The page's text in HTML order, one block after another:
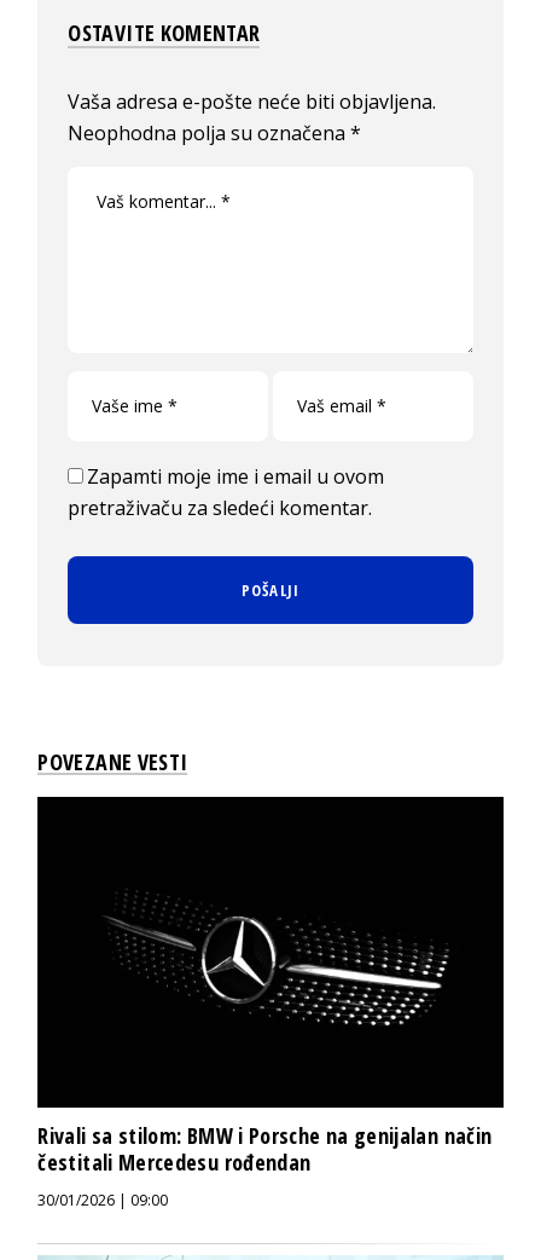
OSTAVITE KOMENTAR
Vaša adresa e-pošte neće biti objavljena.
Neophodna polja su označena*
Zapamti moje ime i email u ovom
pretraživaču za sledeći komentar.
POVEZANE VESTI
Rivali sa stilom: BMW i Porsche na genijalan način
čestitali Mercedesu rođendan
30/01/2026 | 09:00